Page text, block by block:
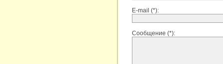
E-mail (*):
Сообщение (*):